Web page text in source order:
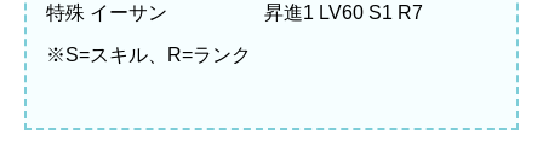
特殊 イーサン 昇進1 LV60 S1 R7
※S=スキル、R=ランク